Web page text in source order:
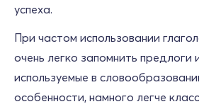
успеха.
При частом использовании
очень легко запомнить предлоги
используемые в
особенности, намного легче